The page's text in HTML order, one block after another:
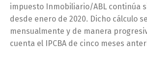
impuesto Inmobiliario/ABL continúa
desde enero de 2020. Dicho cálculo
mensualmente y de manera
cuenta el IPCBA de cinco meses